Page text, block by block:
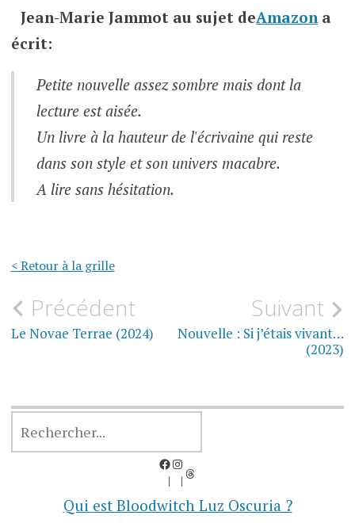
Jean-Marie Jammot au sujet deAmazona
écrit:
Petite nouvelle assez sombre mais dont la
lecture est aisée.
Un livre à la hauteur de l'écrivaine qui reste
dans son style et son univers macabre.
A lire sans hésitation.
< Retour à la grille
Navigation
de
Précédent
Le Novae Terrae (2024)
Suivant
Nouvelle : Si j’étais vivant…
(2023)
Facebook
Instagram
Threads
Qui est Bloodwitch Luz Oscuria ?